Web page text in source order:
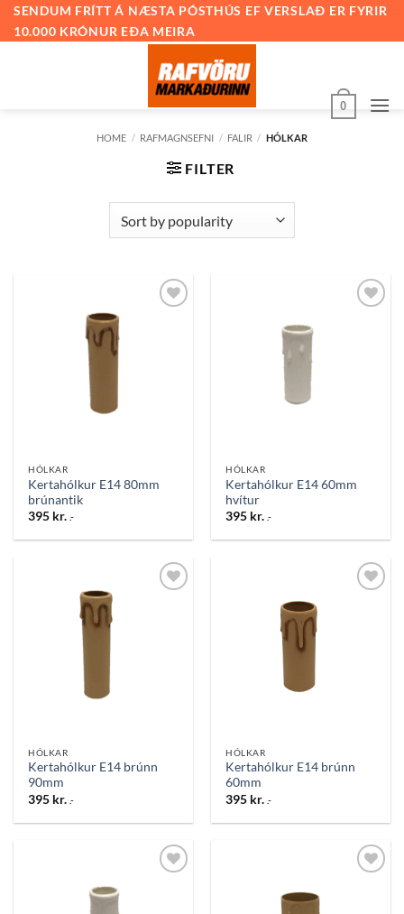
SkipSENDUM FRÍTT Á NÆSTA PÓSTHÚS EF VERSLAÐ ER FYRIR
10.000 KRÓNUR EÐA MEIRA
0
HOME / RAFMAGNSEFNI / FALIR / HÓLKAR
FILTER
HÓLKAR
Kertahólkur E14 80mm
brúnantik
395 kr. .-
HÓLKAR
Kertahólkur E14 60mm
hvítur
395 kr. .-
HÓLKAR
Kertahólkur E14 brúnn
90mm
395 kr. .-
HÓLKAR
Kertahólkur E14 brúnn
60mm
395 kr. .-